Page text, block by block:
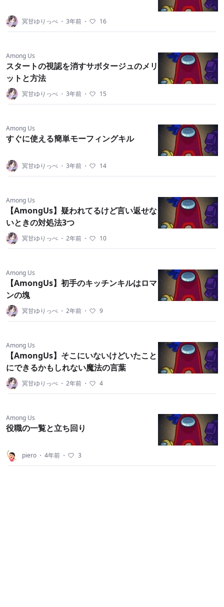
冥甘ゆりっぺ ・ 3年前 ・ 16
Among Us
スタートの視認を消すサボタージュのメリ
ットと方法
冥甘ゆりっぺ ・ 3年前 ・ 15
Among Us
すぐに使える簡単モーフィングキル
冥甘ゆりっぺ ・ 3年前 ・ 14
Among Us
【AmongUs】疑われてるけど言い返せな
いときの対処法3つ
冥甘ゆりっぺ ・ 2年前 ・ 10
Among Us
【AmongUs】初手のキッチンキルはロマ
ンの塊
冥甘ゆりっぺ ・ 2年前 ・ 9
Among Us
【AmongUs】そこにいないけどいたこと
にできるかもしれない魔法の言葉
冥甘ゆりっぺ ・ 2年前 ・ 4
Among Us
役職の一覧と立ち回り
piero ・ 4年前 ・ 3